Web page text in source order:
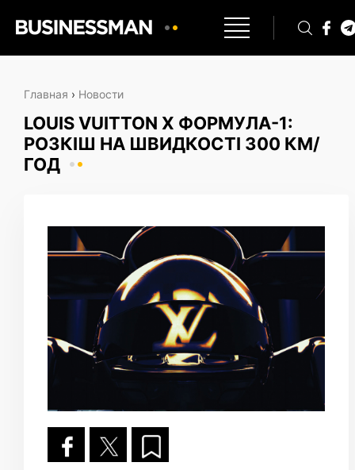
Главная › Новости
LOUIS VUITTON X ФОРМУЛА-1:
РОЗКІШ НА ШВИДКОСТІ 300 КМ/
ГОД